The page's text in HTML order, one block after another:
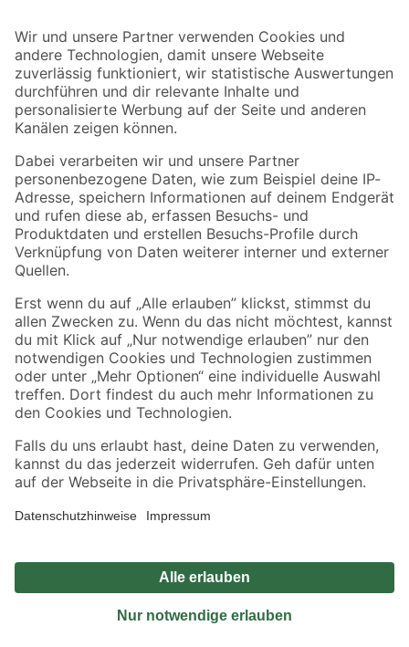
Der toom Newsletter: Keine Angebote und Aktionen mehr verpassen!
Zur Newsletter Anmeldung
Folge uns
Zahlungsarten Versandarten
Sicher einkaufen
Jetzt die toom-App herunterladen
Alle Preisangaben in EUR inkl. gesetzl. MwSt.. Die dargestellten Angebote sind unter
Umständen nicht in allen Märkten verfügbar. Die angegebenen Verfügbarkeiten beziehen
Produkte nur solange der Vorrat reicht.
*Paketversand ab 59 € versandkostenfrei, gilt nicht für Artikel mit Speditionsversand, hier
Privatsphäre Impressum
Nutzungsbedingungen
Widerrufsrecht
Vertrag widerrufen